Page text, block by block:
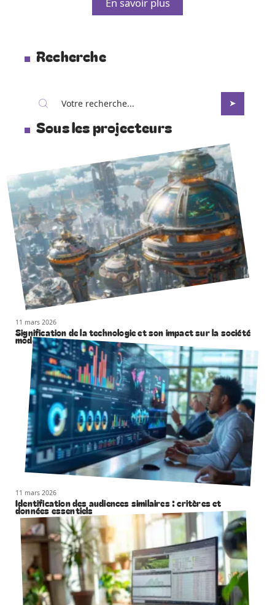
Recherche
Sous les projecteurs
11 mars 2026
Signification de la technologie et son impact sur la société
moderne
11 mars 2026
Identification des audiences similaires : critères et
données essentiels